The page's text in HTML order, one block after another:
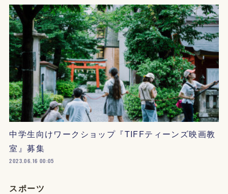
中学生向けワークショップ『TIFFティーンズ映画教
室』募集
2023.06.16 00:05
スポーツ